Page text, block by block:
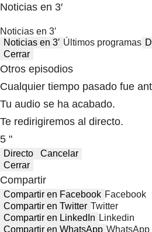
Noticias en 3′
Noticias en 3′
Noticias en 3′ Últimos programas
Cerrar
Otros episodios
Cualquier tiempo pasado fue
Tu audio se ha acabado.
Te redirigiremos al directo.
5 "
Directo
Cancelar
Cerrar
Compartir
Compartir en Facebook Facebook
Compartir en Twitter Twitter
Compartir en LinkedIn Linkedin
Compartir en WhatsApp WhatsApp